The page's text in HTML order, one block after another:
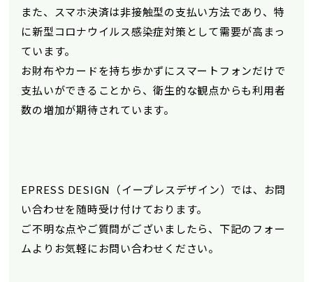
また、スマホ決済は非接触型の支払い方法であり、特
に新型コロナウイルス感染症対策として需要が高まっ
ています。
お財布やカードを持ち歩かずにスマートフォンだけで
支払いができることから、衛生的な観点からも利用者
数の増加が期待されています。
EPRESS DESIGN（イープレスデザイン）では、お問
い合わせを随時受け付けております。
ご不明な点やご質問がございましたら、下記のフォー
ムよりお気軽にお問い合わせください。